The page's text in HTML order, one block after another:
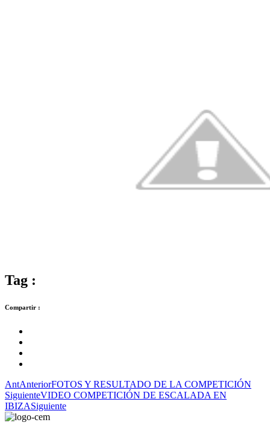
Tag :
Compartir :
AntAnteriorFOTOS Y RESULTADO DE LA COMPETICIÓN
SiguienteVIDEO COMPETICIÓN DE ESCALADA EN
IBIZASiguiente